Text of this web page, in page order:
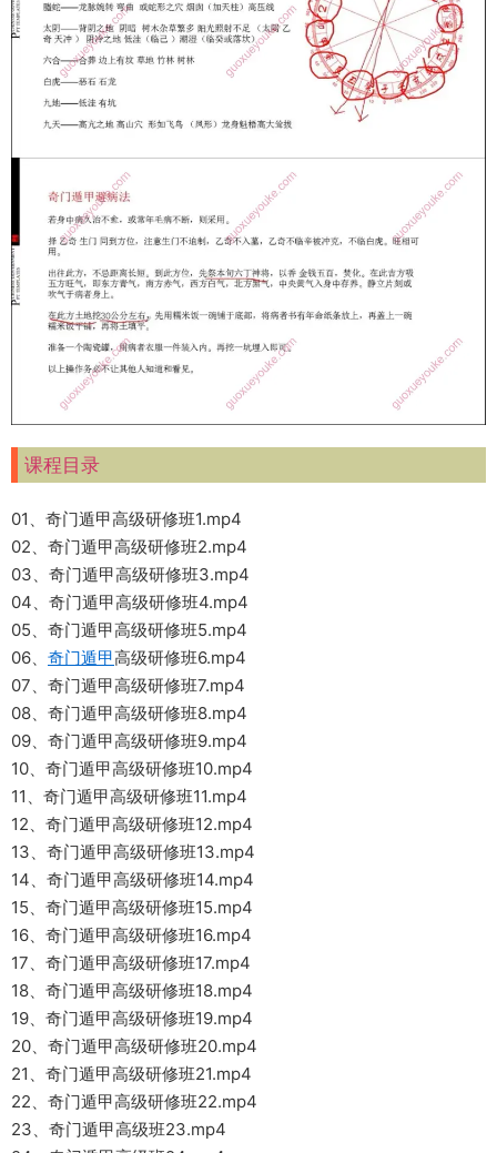
课程目录
01、奇门遁甲高级研修班1.mp4
02、奇门遁甲高级研修班2.mp4
03、奇门遁甲高级研修班3.mp4
04、奇门遁甲高级研修班4.mp4
05、奇门遁甲高级研修班5.mp4
06、 奇门遁甲高级研修班6.mp4
07、奇门遁甲高级研修班7.mp4
08、奇门遁甲高级研修班8.mp4
09、奇门遁甲高级研修班9.mp4
10、奇门遁甲高级研修班10.mp4
11、奇门遁甲高级研修班11.mp4
12、奇门遁甲高级研修班12.mp4
13、奇门遁甲高级研修班13.mp4
14、奇门遁甲高级研修班14.mp4
15、奇门遁甲高级研修班15.mp4
16、奇门遁甲高级研修班16.mp4
17、奇门遁甲高级研修班17.mp4
18、奇门遁甲高级研修班18.mp4
19、奇门遁甲高级研修班19.mp4
20、奇门遁甲高级研修班20.mp4
21、奇门遁甲高级研修班21.mp4
22、奇门遁甲高级研修班22.mp4
23、奇门遁甲高级班23.mp4